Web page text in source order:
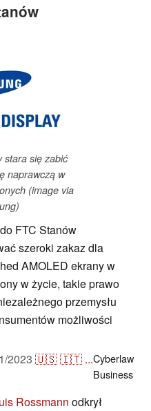
stara się zabić
naprawczą w
(image via
FTC Stanów
szeroki zakaz dla
AMOLED ekrany w
w życie, takie prawo
przemysłu
możliwości
2023 🇺🇸🇮🇹 ...Cyberlaw
Business
Rossmann odkrył